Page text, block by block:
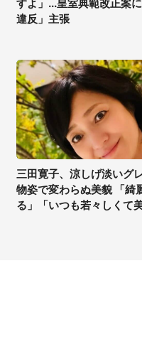
すよ」...皇室典範改正案
違反」主張
三田寛子、涼しげ淡いグ
物姿で変わらぬ美貌 「綺
る」「いつも若々しくて